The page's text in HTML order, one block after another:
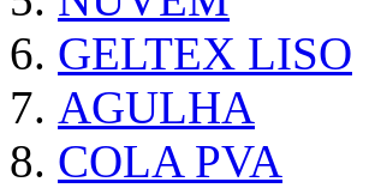
GELTEX LISO
AGULHA
COLA PVA